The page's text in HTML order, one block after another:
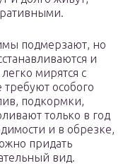
подмерзают, но
и
мирятся с
особого
подкормки,
только в год
и в обрезке,
придать
вид.